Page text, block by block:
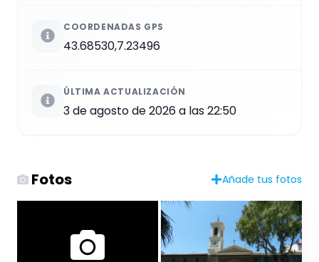
COORDENADAS GPS
43.68530,7.23496
ÚLTIMA ACTUALIZACIÓN
3 de agosto de 2026 a las 22:50
Fotos Añade tus fotos